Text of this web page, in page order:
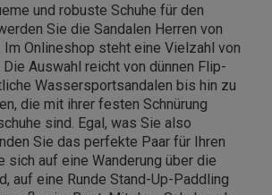
und robuste Schuhe für den
Sie die Sandalen Herren von
Onlineshop steht eine Vielzahl von
Auswahl reicht von dünnen Flip-
Wassersportsandalen bis hin zu
die mit ihrer festen Schnürung
sind. Egal, was Sie also
Sie das perfekte Paar für Ihren
sich auf eine Wanderung über die
auf eine Runde Stand-Up-Paddling